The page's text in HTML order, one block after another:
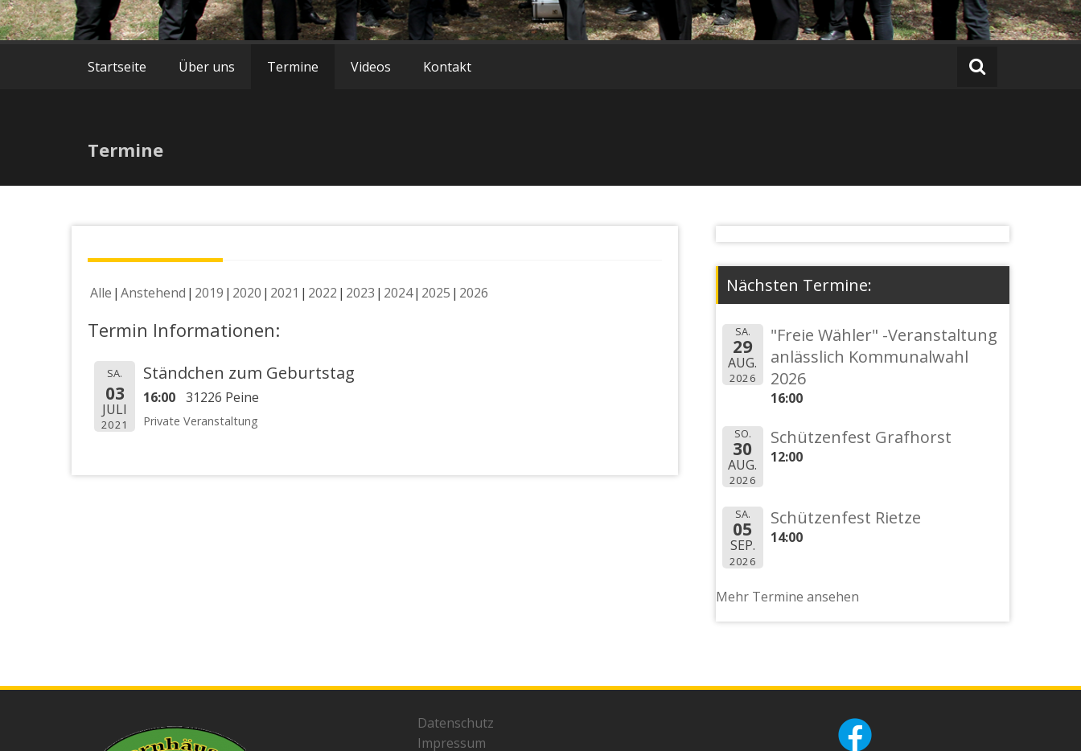
Startseite Über uns Termine Videos Kontakt
Termine
Alle Anstehend 2019 2020 2021 2022 2023 2024 2025 2026
Termin Informationen:
SA.
03
JULI
2021
Ständchen zum Geburtstag
16:00 31226 Peine
Private Veranstaltung
Nächsten Termine:
SA.
29
AUG.
2026
"Freie Wähler" -Veranstaltung
anlässlich Kommunalwahl
2026
16:00
SO.
30
AUG.
2026
Schützenfest Grafhorst
12:00
SA.
05
SEP.
2026
Schützenfest Rietze
14:00
Mehr Termine ansehen
Datenschutz
Impressum